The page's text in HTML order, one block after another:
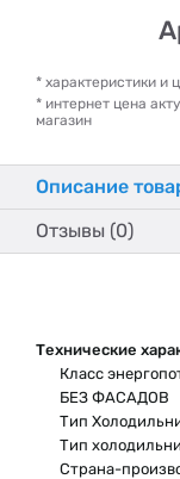
* характеристики и
* интернет цена
магазин
Описание
Отзывы (0)
Технические
Класс
БЕЗ ФАСАДОВ
Тип
Тип
Страна-